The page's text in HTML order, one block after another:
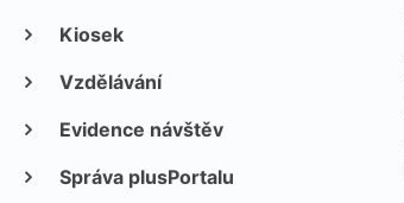
Kiosek
Vzdělávání
Evidence návštěv
Správa plusPortalu